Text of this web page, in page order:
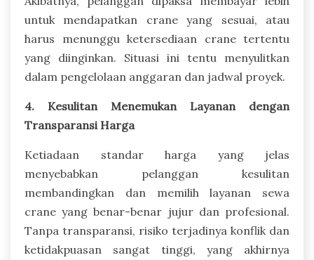
untuk mendapatkan crane yang sesuai, atau
harus menunggu ketersediaan crane tertentu
yang diinginkan. Situasi ini tentu menyulitkan
dalam pengelolaan anggaran dan jadwal proyek.
4. Kesulitan Menemukan Layanan dengan
Transparansi Harga
Ketiadaan standar harga yang jelas
menyebabkan pelanggan kesulitan
membandingkan dan memilih layanan sewa
crane yang benar-benar jujur dan profesional.
Tanpa transparansi, risiko terjadinya konflik dan
ketidakpuasan sangat tinggi, yang akhirnya